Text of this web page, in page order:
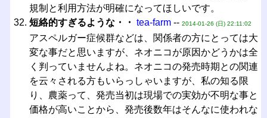
規制と利用方法が明確になってほしいです。
短絡的すぎるような・・ tea-farm-- 2014-01-26 (日) 22:11:02
アスペルガー症候群などは、関係者の方にとっては大
変な事だと思いますが、ネオニコが原因かどうかは全
く判っていませんよね。ネオニコの発売時期との関連
を云々される方もいらっしゃいますが、私の知る限
り、農薬って、発売当初は現場での実効が不明な事と
価格が高いことから、発売後数年はそんなに使われな